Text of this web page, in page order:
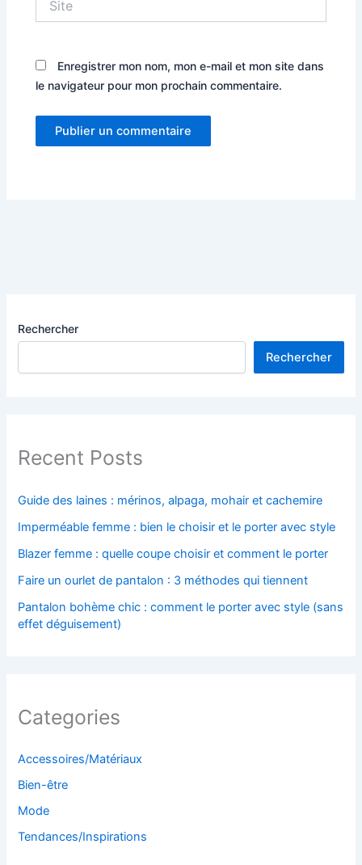
Enregistrer mon nom, mon e-mail et mon site dans
le navigateur pour mon prochain commentaire.
Rechercher
Rechercher
Recent Posts
Guide des laines : mérinos, alpaga, mohair et cachemire
Imperméable femme : bien le choisir et le porter avec style
Blazer femme : quelle coupe choisir et comment le porter
Faire un ourlet de pantalon : 3 méthodes qui tiennent
Pantalon bohème chic : comment le porter avec style (sans
effet déguisement)
Categories
Accessoires/Matériaux
Bien-être
Mode
Tendances/Inspirations